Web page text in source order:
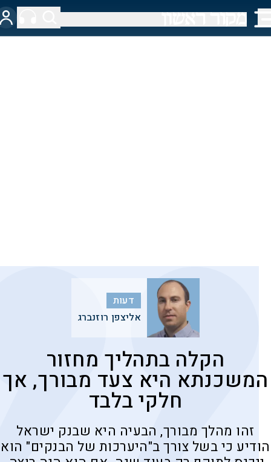
דעות
אליצפן רוזנברג
הקלה בתהליך מחזור
המשכנתא היא צעד מבורך, אך
חלקי בלבד
זהו מהלך מבורך, הבעיה היא שבנק ישראל
הודיע כי בשל צורך ב"היערכות של הבנקים" הוא